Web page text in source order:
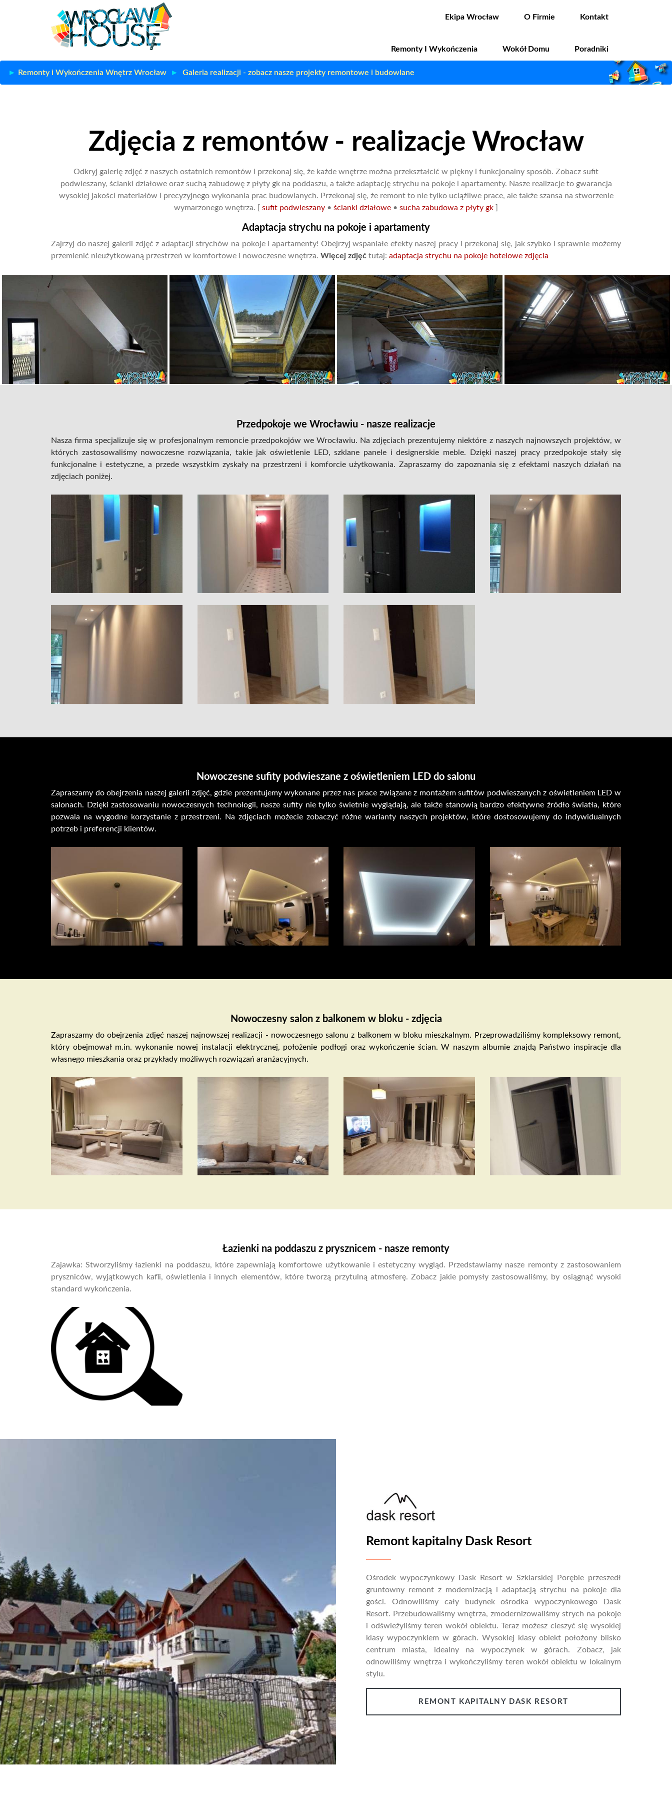
Ekipa Wrocław O Firmie Kontakt
Remonty I Wykończenia Wokół Domu Poradniki
Remonty i Wykończenia Wnętrz Wrocław Galeria realizacji - zobacz nasze projekty remontowe i budowlane
Zdjęcia z remontów - realizacje Wrocław
Odkryj galerię zdjęć z naszych ostatnich remontów i przekonaj się, że każde wnętrze można przekształcić w piękny i funkcjonalny sposób. Zobacz sufit
podwieszany, ścianki działowe oraz suchą zabudowę z płyty gk na poddaszu, a także adaptację strychu na pokoje i apartamenty. Nasze realizacje to gwarancja
wysokiej jakości materiałów i precyzyjnego wykonania prac budowlanych. Przekonaj się, że remont to nie tylko uciążliwe prace, ale także szansa na stworzenie
wymarzonego wnętrza. [ sufit podwieszany • ścianki działowe • sucha zabudowa z płyty gk
Adaptacja strychu na pokoje i apartamenty
Zajrzyj do naszej galerii zdjęć z adaptacji strychów na pokoje i apartamenty! Obejrzyj wspaniałe efekty naszej pracy i przekonaj się, jak szybko i sprawnie możemy
przemienić nieużytkowaną przestrzeń w komfortowe i nowoczesne wnętrza. Więcej zdjęć tutaj: adaptacja strychu na pokoje hotelowe zdjęcia
Przedpokoje we Wrocławiu - nasze realizacje
Nasza firma specjalizuje się w profesjonalnym remoncie przedpokojów we Wrocławiu. Na zdjęciach prezentujemy niektóre z naszych najnowszych projektów, w
których zastosowaliśmy nowoczesne rozwiązania, takie jak oświetlenie LED, szklane panele i designerskie meble. Dzięki naszej pracy przedpokoje stały się
funkcjonalne i estetyczne, a przede wszystkim zyskały na przestrzeni i komforcie użytkowania. Zapraszamy do zapoznania się z efektami naszych działań na
zdjęciach poniżej.
Nowoczesne sufity podwieszane z oświetleniem LED do salonu
Zapraszamy do obejrzenia naszej galerii zdjęć, gdzie prezentujemy wykonane przez nas prace związane z montażem sufitów podwieszanych z oświetleniem LED w
salonach. Dzięki zastosowaniu nowoczesnych technologii, nasze sufity nie tylko świetnie wyglądają, ale także stanowią bardzo efektywne źródło światła, które
pozwala na wygodne korzystanie z przestrzeni. Na zdjęciach możecie zobaczyć różne warianty naszych projektów, które dostosowujemy do indywidualnych
potrzeb i preferencji klientów.
Nowoczesny salon z balkonem w bloku - zdjęcia
Zapraszamy do obejrzenia zdjęć naszej najnowszej realizacji - nowoczesnego salonu z balkonem w bloku mieszkalnym. Przeprowadziliśmy kompleksowy remont,
który obejmował m.in. wykonanie nowej instalacji elektrycznej, położenie podłogi oraz wykończenie ścian. W naszym albumie znajdą Państwo inspiracje dla
własnego mieszkania oraz przykłady możliwych rozwiązań aranżacyjnych.
Łazienki na poddaszu z prysznicem - nasze remonty
Zajawka: Stworzyliśmy łazienki na poddaszu, które zapewniają komfortowe użytkowanie i estetyczny wygląd. Przedstawiamy nasze remonty z zastosowaniem
pryszniców, wyjątkowych kafli, oświetlenia i innych elementów, które tworzą przytulną atmosferę. Zobacz jakie pomysły zastosowaliśmy, by osiągnąć wysoki
standard wykończenia.
Remont kapitalny Dask Resort
Ośrodek wypoczynkowy Dask Resort w Szklarskiej Porębie przeszedł
gruntowny remont z modernizacją i adaptacją strychu na pokoje dla
gości. Odnowiliśmy cały budynek ośrodka wypoczynkowego Dask
Resort. Przebudowaliśmy wnętrza, zmodernizowaliśmy strych na pokoje
i odświeżyliśmy teren wokół obiektu. Teraz możesz cieszyć się wysokiej
klasy wypoczynkiem w górach. Wysokiej klasy obiekt położony blisko
centrum miasta, idealny na wypoczynek w górach. Zobacz, jak
odnowiliśmy wnętrza i wykończyliśmy teren wokół obiektu w lokalnym
stylu.
REMONT KAPITALNY DASK RESORT